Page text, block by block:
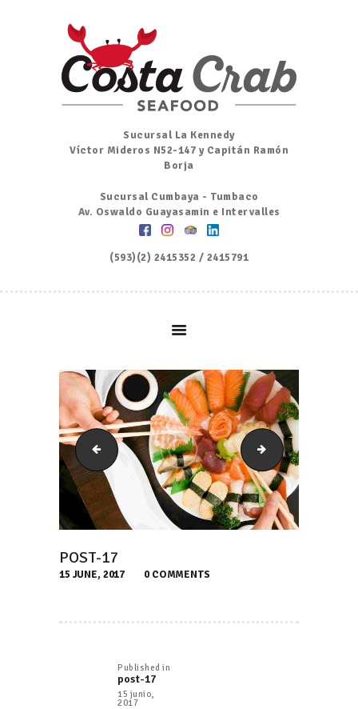
Sucursal La Kennedy
Víctor Mideros N52-147 y Capitán Ramón
Borja
Sucursal Cumbaya - Tumbaco
Av. Oswaldo Guayasamin e Intervalles
(593)(2) 2415352 / 2415791
Inicio
Nosotros
Menú
Ordena por Whatsapp
Promociones
post-16 gallery-1
POST-17
15 JUNE, 2017 0 COMMENTS
ENTRADAS
Published in
post-17
15 junio,
2017